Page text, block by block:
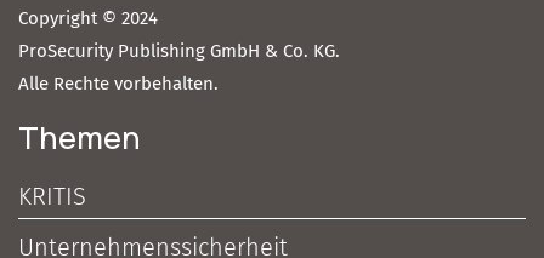
Copyright © 2024
ProSecurity Publishing GmbH & Co. KG.
Alle Rechte vorbehalten.
Themen
KRITIS
Unternehmenssicherheit